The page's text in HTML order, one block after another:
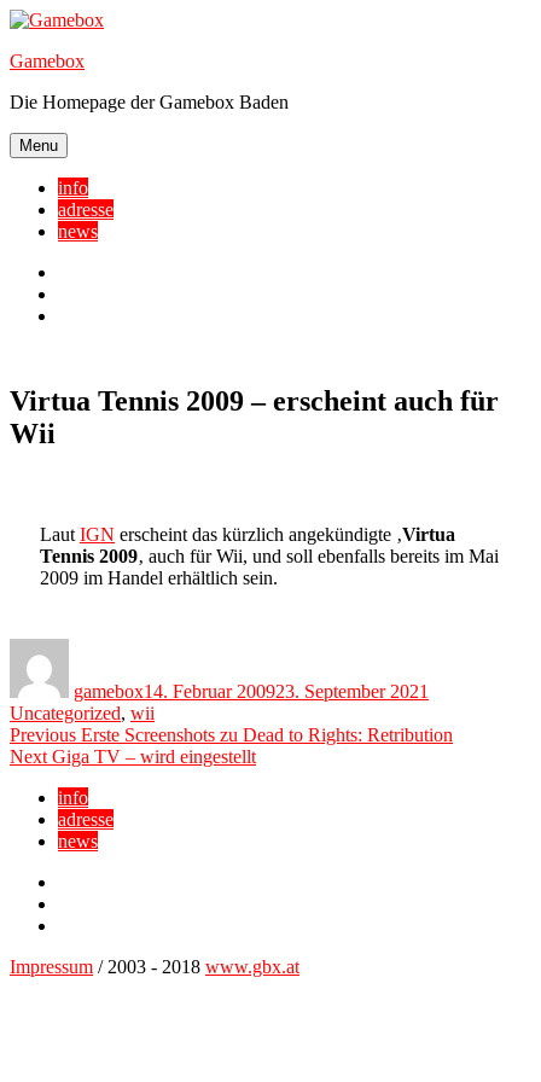
Skip
content
Gamebox
Die Homepage der Gamebox Baden
Menu
info
adresse
news
Virtua Tennis 2009 – erscheint auch für
Wii
Laut IGN erscheint das kürzlich angekündigte ‚Virtua
Tennis 2009‚ auch für Wii, und soll ebenfalls bereits im Mai
2009 im Handel erhältlich sein.
gamebox14. Februar 200923. September 2021
Uncategorized, wii
Beitragsnavigation
Previous Previous
post:
Erste Screenshots zu Dead to Rights: Retribution
Next Next
Giga TV – wird eingestellt
info
adresse
news
Impressum / 2003 - 2018 www.gbx.at